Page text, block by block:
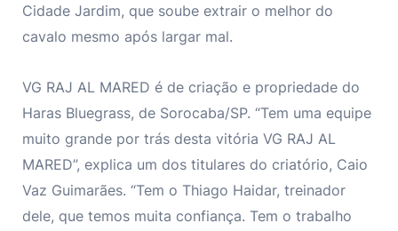
Cidade Jardim, que soube extrair o melhor do
cavalo mesmo após largar mal.
VG RAJ AL MARED é de criação e propriedade do
Haras Bluegrass, de Sorocaba/SP. “Tem uma equipe
muito grande por trás desta vitória VG RAJ AL
MARED”, explica um dos titulares do criatório, Caio
Vaz Guimarães. “Tem o Thiago Haidar, treinador
dele, que temos muita confiança. Tem o trabalho